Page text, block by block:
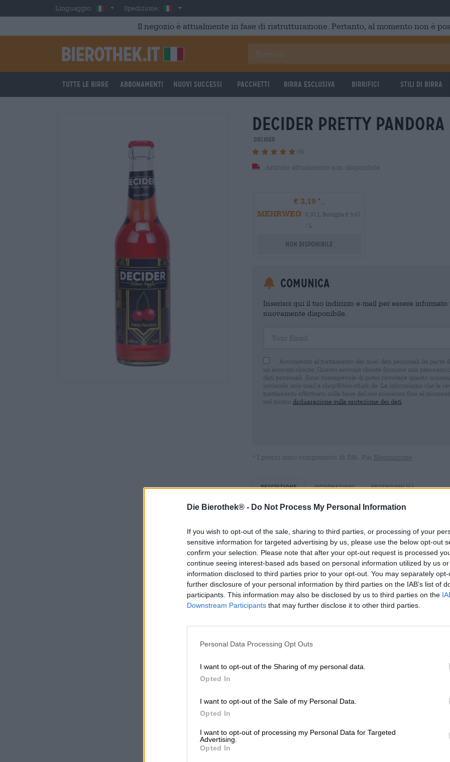
Die Bierothek® - Do Not Process My Personal Information
If you wish to opt-out of the sale, sharing to third parties, or processing of your
sensitive information for targeted advertising by us, please use the below opt-out
confirm your selection. Please note that after your opt-out request is processed
continue seeing interest-based ads based on personal information utilized by us
information disclosed to third parties prior to your opt-out. You may separately
further disclosure of your personal information by third parties on the IAB’s list of
participants. This information may also be disclosed by us to third parties on the
Downstream Participants that may further disclose it to other third parties.
Personal Data Processing Opt Outs
I want to opt-out of the Sharing of my personal data.
Opted In
I want to opt-out of the Sale of my Personal Data.
Opted In
I want to opt-out of processing my Personal Data for Targeted
Advertising.
Opted In
Skip to main contentLinguaggio: ItalianSpedizione: Italia
Il negozio è attualmente in fase di ristrutturazione. Pertanto, al momento non è
Tutte le birre Abbonamenti Nuovi successi Pacchetti Birra Esclusiva Birrifici Stili di birra
decider pretty pandora
DECIDER
(4)
Articolo attualmente non disponibile
€ 3,19
MEHRWEG
0,33 L Bottiglia € 9,67
/ L
Non disponibile
Comunica
Inserisci qui il tuo indirizzo e-mail per essere
nuovamente disponibile.
Acconsento al trattamento dei miei dati personali da parte
un account cliente. Questo account cliente fornisce una
dati personali. Sono consapevole di poter revocare questo
inviando un'e-mail a shop@bierothek.de. La informiamo che la
trattamento effettuato sulla base del suo consenso fino al
nel nostro dichiarazione sulla protezione dei dati
* I prezzi sono comprensivi di IVA. Più Navigazione
Descrizione Informazioni Recensioni(4)
Il vaso di Pandora è oggetto di numerose leggende e
curiosa Pandora sollevò il coperchio, le cose più
strada nel mondo. L’impudenza di Pandora ha portato
morte e il vizio. Oltre a queste cose brutte, nel barattolo
C’è anche qualcosa nelle bottiglie di DECIDERS Pretty
ciliegia risplende promettente attraverso la sua
Fortunatamente in Pretty Pandore non c’è né il male
anche qui viene utilizzata solo frutta fresca e tanto
aggiunti e aromi artificiali nel sidro di ciliegie. Il
appena raccolte e delle mele croccanti ti invita ad
Pandora questo non è disastroso. Tranne forse
seconda e una terza bottiglia dopo la prima.
La bella Pandora incanta con una sottile nota di
meravigliosamente agrodolce della mela.
Hai domande su questa birra?
günstiger